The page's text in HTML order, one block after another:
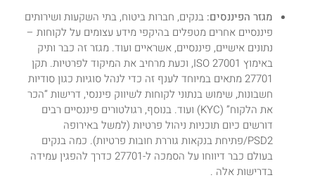
מגזר הפיננסים: בנקים, חברות ביטוח, בתי השקעות ושירותים
פיננסיים אחרים מטפלים בהיקפי מידע עצומים על לקוחות –
נתונים אישיים, פיננסיים, אשראיים ועוד. מגזר זה כבר ותיק
באימוץ ISO 27001, וכעת מרחיב את המיקוד לפרטיות. תקן
27701 מתאים במיוחד לענף זה כדי לנהל סוגיות כגון סודיות
חשבונות, שימוש בנתוני לקוחות לשיווק פיננסי, דרישות “הכר
את הלקוח” (KYC) ועוד. בנוסף, רגולטורים פיננסיים רבים
דורשים כיום תוכניות ניהול פרטיות (למשל באירופה
PSD2/פתיחת בנקאות גוררת חובות פרטיות). כמה בנקים
בעולם כבר דיווחו על הסמכה ל-27701 כדרך להפגין עמידה
בדרישות אלה .